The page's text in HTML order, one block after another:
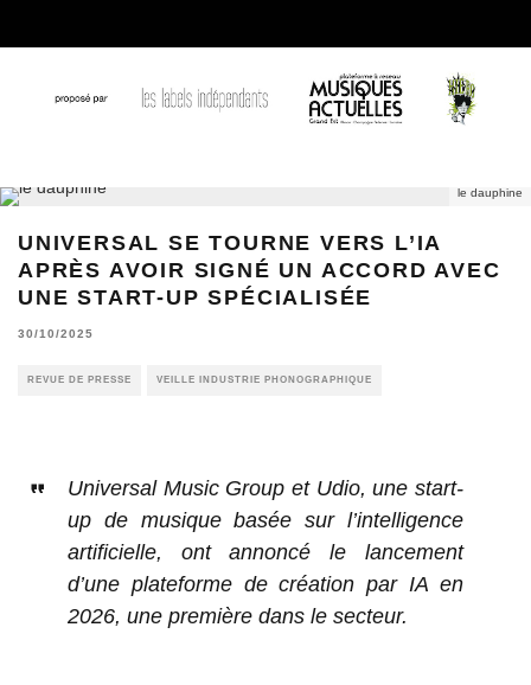
le dauphine
UNIVERSAL SE TOURNE VERS L’IA
APRÈS AVOIR SIGNÉ UN ACCORD AVEC
UNE START-UP SPÉCIALISÉE
30/10/2025
REVUE DE PRESSE VEILLE INDUSTRIE PHONOGRAPHIQUE
Universal Music Group et Udio, une start-
up de musique basée sur l’intelligence
artificielle, ont annoncé le lancement
d’une plateforme de création par IA en
2026, une première dans le secteur.